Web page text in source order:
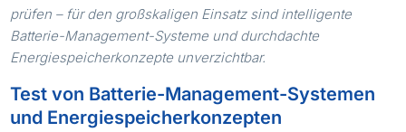
prüfen – für den großskaligen Einsatz sind intelligente
Batterie-Management-Systeme und durchdachte
Energiespeicherkonzepte unverzichtbar.
Test von Batterie-Management-Systemen
und Energiespeicherkonzepten